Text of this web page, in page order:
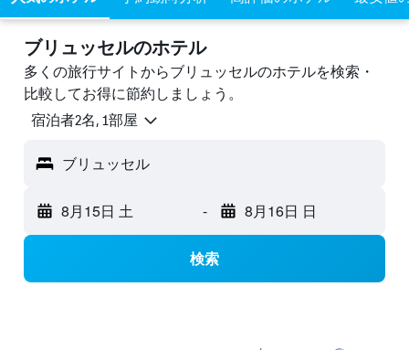
ブリュッセルのホテル
多くの旅行サイトからブリュッセルのホテルを検索・
比較してお得に節約しましょう。
宿泊者2名, 1​部屋
ブリュッセル
8月15日 土 - 8月16日 日
検索